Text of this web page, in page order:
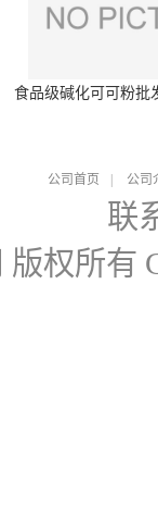
食品级碱化可可粉批
公司首页 公司
联
版权所有